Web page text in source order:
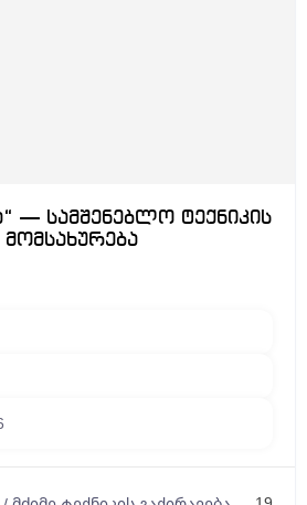
— სამშენებლო ტექნიკის